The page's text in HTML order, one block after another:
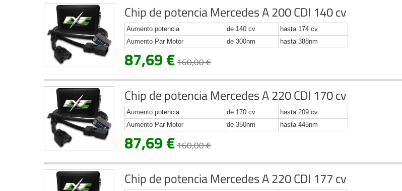
Chip de potencia Mercedes A 200 CDI 140 cv
Aumento potencia de 140 cv
hasta 174 cv
Aumento Par Motor
de 300nm hasta 388nm
87,69 €160,00 €
Chip de potencia Mercedes A 220 CDI 170 cv
Aumento potencia de 170 cv
hasta 209 cv
Aumento Par Motor
de 350nm hasta 445nm
87,69 €160,00 €
Chip de potencia Mercedes A 220 CDI 177 cv